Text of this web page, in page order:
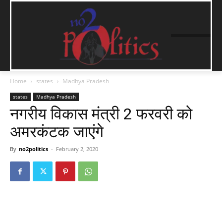
Home states Madhya Pradesh
states Madhya Pradesh
नगरीय विकास मंत्री 2 फरवरी को
अमरकंटक जाएंगे
By no2politics - February 2, 2020